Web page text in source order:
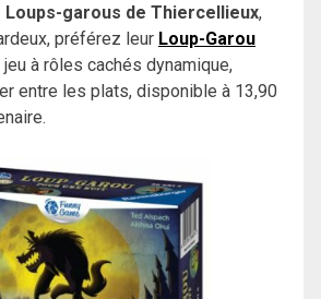
Loups-garous de Thiercellieux,
préférez leur Loup-Garou
jeu à rôles cachés dynamique,
entre les plats, disponible à 13,90